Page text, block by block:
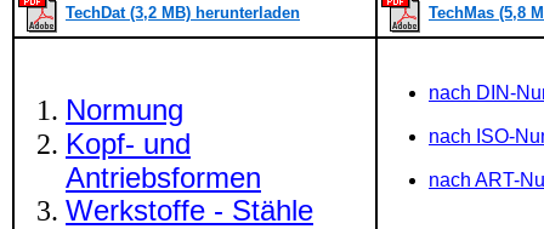
TechDat (3,2 MB) herunterladen TechMas (5,8
Normung
Kopf- und
Antriebsformen
Werkstoffe - Stähle
nach DIN-
nach ISO-
nach ART-